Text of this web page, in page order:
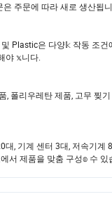
주문에 따라 새로 생산됩
Plastic은 다양𝕜 작동 조
야 𝕩니다.
폴리우레탄 제품, 고무 찢
, 기계 센터 3대, 저속기
제품을 맞춤 구성𝕠 수